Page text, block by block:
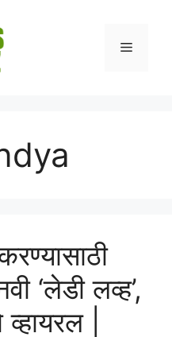
Menu
‘लेडी लव्ह’,
|